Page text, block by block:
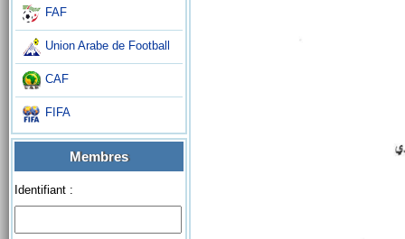
FAF
Union Arabe de Football
CAF
FIFA
Membres
Identifiant :